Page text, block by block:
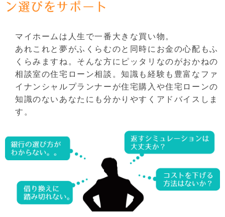
ン選びをサポート
マイホームは人生で一番大きな買い物。
あれこれと夢がふくらむのと同時にお金の心配もふ
くらみますね。そんな方にピッタリなのがおかねの
相談室の住宅ローン相談。知識も経験も豊富なファ
イナンシャルプランナーが住宅購入や住宅ローンの
知識のないあなたにも分かりやすくアドバイスしま
す。